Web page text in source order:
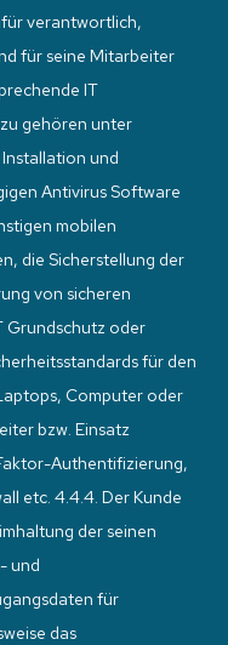
verantwortlich,
für seine Mitarbeiter
IT
gehören unter
und
Antivirus Software
mobilen
die Sicherstellung der
von sicheren
Grundschutz oder
für den
Computer oder
bzw. Einsatz
Authentifizierung,
etc. 4.4.4. Der Kunde
der seinen
und
für
das